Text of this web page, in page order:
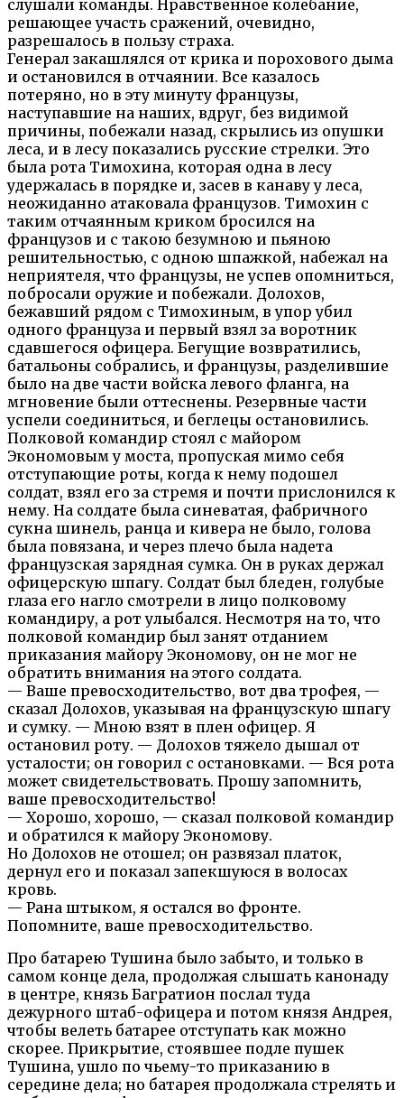
слушали команды. Нравственное колебание,
решающее участь сражений, очевидно,
разрешалось в пользу страха.
Генерал закашлялся от крика и порохового дыма
и остановился в отчаянии. Все казалось
потеряно, но в эту минуту французы,
наступавшие на наших, вдруг, без видимой
причины, побежали назад, скрылись из опушки
леса, и в лесу показались русские стрелки. Это
была рота Тимохина, которая одна в лесу
удержалась в порядке и, засев в канаву у леса,
неожиданно атаковала французов. Тимохин с
таким отчаянным криком бросился на
французов и с такою безумною и пьяною
решительностью, с одною шпажкой, набежал на
неприятеля, что французы, не успев опомниться,
побросали оружие и побежали. Долохов,
бежавший рядом с Тимохиным, в упор убил
одного француза и первый взял за воротник
сдавшегося офицера. Бегущие возвратились,
батальоны собрались, и французы, разделившие
было на две части войска левого фланга, на
мгновение были оттеснены. Резервные части
успели соединиться, и беглецы остановились.
Полковой командир стоял с майором
Экономовым у моста, пропуская мимо себя
отступающие роты, когда к нему подошел
солдат, взял его за стремя и почти прислонился к
нему. На солдате была синеватая, фабричного
сукна шинель, ранца и кивера не было, голова
была повязана, и через плечо была надета
французская зарядная сумка. Он в руках держал
офицерскую шпагу. Солдат был бледен, голубые
глаза его нагло смотрели в лицо полковому
командиру, а рот улыбался. Несмотря на то, что
полковой командир был занят отданием
приказания майору Экономову, он не мог не
обратить внимания на этого солдата.
— Ваше превосходительство, вот два трофея, —
сказал Долохов, указывая на французскую шпагу
и сумку. — Мною взят в плен офицер. Я
остановил роту. — Долохов тяжело дышал от
усталости; он говорил с остановками. — Вся рота
может свидетельствовать. Прошу запомнить,
ваше превосходительство!
— Хорошо, хорошо, — сказал полковой командир
и обратился к майору Экономову.
Но Долохов не отошел; он развязал платок,
дернул его и показал запекшуюся в волосах
кровь.
— Рана штыком, я остался во фронте.
Попомните, ваше превосходительство.
Про батарею Тушина было забыто, и только в
самом конце дела, продолжая слышать канонаду
в центре, князь Багратион послал туда
дежурного штаб-офицера и потом князя Андрея,
чтобы велеть батарее отступать как можно
скорее. Прикрытие, стоявшее подле пушек
Тушина, ушло по чьему-то приказанию в
середине дела; но батарея продолжала стрелять и